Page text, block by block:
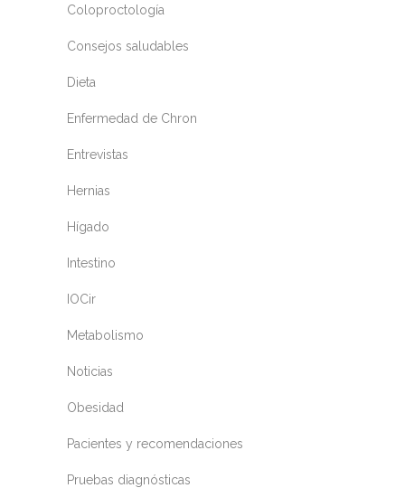
Coloproctología
Consejos saludables
Dieta
Enfermedad de Chron
Entrevistas
Hernias
Hígado
Intestino
IOCir
Metabolismo
Noticias
Obesidad
Pacientes y recomendaciones
Pruebas diagnósticas